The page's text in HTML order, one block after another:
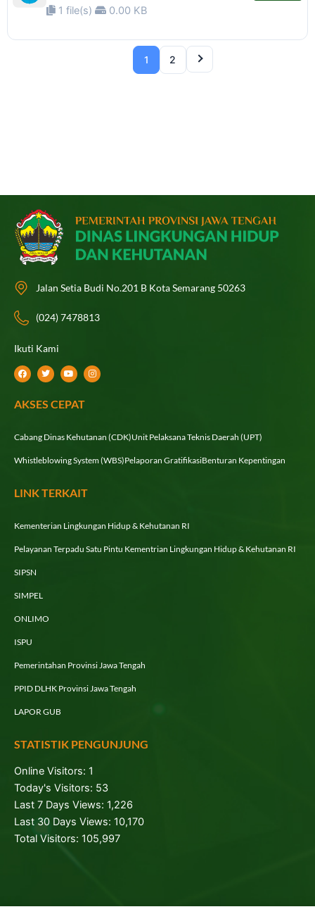
1 file(s) 0.00 KB
1 2
Jalan Setia Budi No.201 B Kota Semarang 50263
(024) 7478813
Ikuti Kami
F
a
e
b
k
T
w
t
t
Y
o
t
u
I
n
m
AKSES CEPAT
Cabang Dinas Kehutanan (CDK)Unit Pelaksana Teknis Daerah (UPT)
Whistleblowing System (WBS)Pelaporan GratifikasiBenturan Kepentingan
LINK TERKAIT
Kementerian Lingkungan Hidup & Kehutanan RI
Pelayanan Terpadu Satu Pintu Kementrian Lingkungan Hidup & Kehutanan RI
SIPSN
SIMPEL
ONLIMO
ISPU
Pemerintahan Provinsi Jawa Tengah
PPID DLHK Provinsi Jawa Tengah
LAPOR GUB
STATISTIK PENGUNJUNG
Online Visitors: 1
Today's Visitors: 53
Last 7 Days Views: 1,226
Last 30 Days Views: 10,170
Total Visitors: 105,997